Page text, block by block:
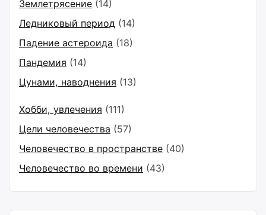
Землетрясение (14)
Ледниковый период (14)
Падение астероида (18)
Пандемия (14)
Цунами, наводнения (13)
Хобби, увлечения (111)
Цели человечества (57)
Человечество в пространстве (40)
Человечество во времени (43)